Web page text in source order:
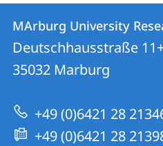
Kontakt
und
Informationen
zur
Website
MArburg
University
Research
Academy
MArburg University
Deutschhausstraße
35032 Marburg
+49 (0)6421 28
+49 (0)6421 28